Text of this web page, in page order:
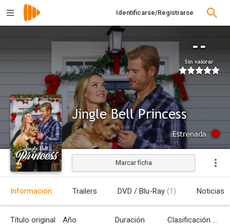
Identificarse/Registrarse
--
Sin valorar
Jingle Bell Princess
Estrenada
Marcar ficha
Información Trailers DVD / Blu-Ray (1) Noticias
Título original Año Duración Clasificación por edades